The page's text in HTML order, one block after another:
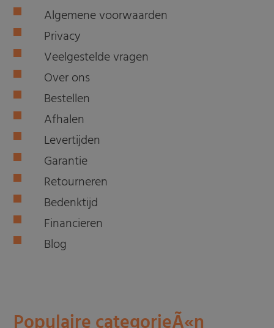
Algemene voorwaarden
Privacy
Veelgestelde vragen
Over ons
Bestellen
Afhalen
Levertijden
Garantie
Retourneren
Bedenktijd
Financieren
Blog